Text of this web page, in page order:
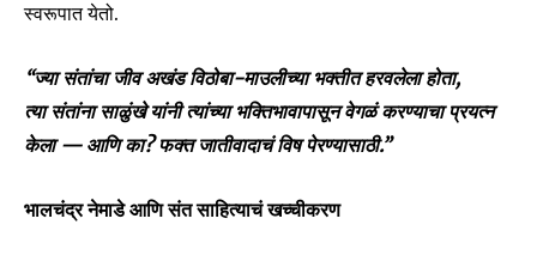
स्वरूपात येतो.
“ज्या संतांचा जीव अखंड विठोबा-माउलीच्या भक्तीत हरवलेला होता,
त्या संतांना साळुंखे यांनी त्यांच्या भक्तिभावापासून वेगळं करण्याचा प्रयत्न
केला — आणि का? फक्त जातीवादाचं विष पेरण्यासाठी.”
भालचंद्र नेमाडे आणि संत साहित्याचं खच्चीकरण